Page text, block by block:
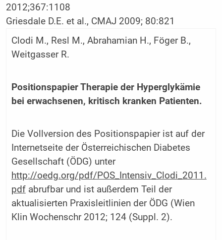
2012;367:1108
Griesdale D.E. et al., CMAJ 2009; 80:821
Clodi M., Resl M., Abrahamian H., Föger B.,
Weitgasser R.
Positionspapier Therapie der Hyperglykämie
bei erwachsenen, kritisch kranken Patienten.
Die Vollversion des Positionspapier ist auf der
Internetseite der Österreichischen Diabetes
Gesellschaft (ÖDG) unter
http://oedg.org/pdf/POS_Intensiv_Clodi_2011.
pdfabrufbar und ist außerdem Teil der
aktualisierten Praxisleitlinien der ÖDG (Wien
Klin Wochenschr 2012; 124 (Suppl. 2).